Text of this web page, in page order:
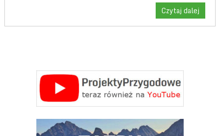
Czytaj dalej